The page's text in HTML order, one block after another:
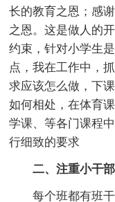
长的教育之恩；感
之恩。这是做人的
约束，针对小学生
点，我在工作中，
求应该怎么做，下
如何相处，在体育
学课、等各门课程
行细致的要求
二、注重小干
每个班都有班